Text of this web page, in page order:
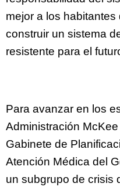
mejor a los
construir un sistema
resistente para el
Para avanzar en los
Administración
Gabinete de
Atención Médica del
un subgrupo de crisis